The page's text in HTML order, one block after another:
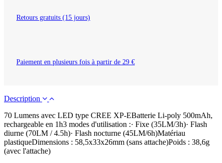
Retours gratuits (15 jours)
Paiement en plusieurs fois à partir de 29 €
Description
70 Lumens avec LED type CREE XP-EBatterie Li-poly 500mAh,
rechargeable en 1h3 modes d'utilisation :· Fixe (35LM/3h)· Flash
diurne (70LM / 4.5h)· Flash nocturne (45LM/6h)Matériau
plastiqueDimensions : 58,5x33x26mm (sans attache)Poids : 38,6g
(avec l'attache)